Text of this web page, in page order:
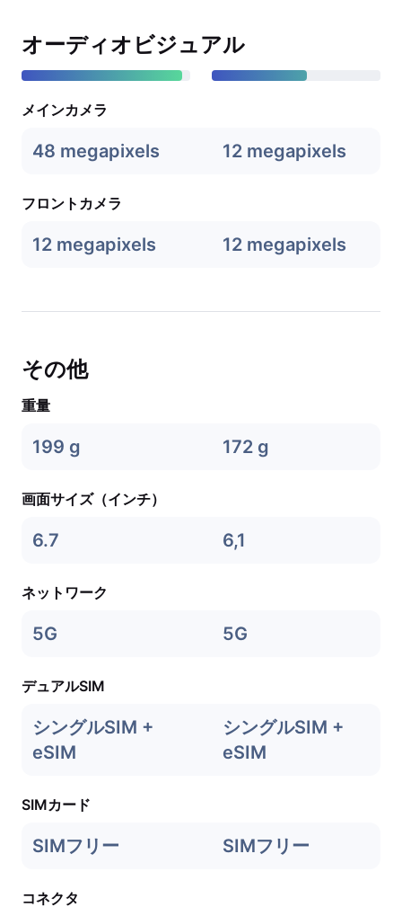
オーディオビジュアル
メインカメラ
48 megapixels 12 megapixels
フロントカメラ
12 megapixels 12 megapixels
その他
重量
199 g 172 g
画面サイズ（インチ）
6.7 6,1
ネットワーク
5G 5G
デュアルSIM
シングルSIM +
eSIM
シングルSIM +
eSIM
SIMカード
SIMフリー SIMフリー
コネクタ